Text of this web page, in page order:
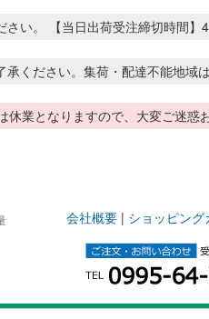
さい。 【当日出荷受注締切時間
ください。集荷・配達不能地域
業となりますので、大変ご迷惑
会社概要 | ショッピング